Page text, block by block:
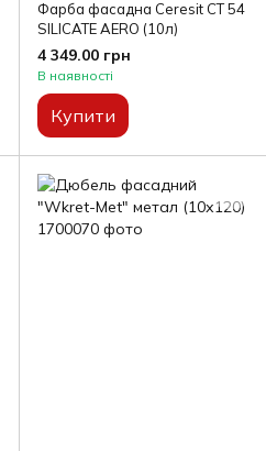
Фарба фасадна Ceresit CT 54
SILICATE AERO (10л)
4 349.00 грн
В наявності
Купити